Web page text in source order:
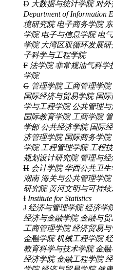
D 大数据与统计学院 对外
Department of Information
境研究院 电子商务学院
学院 电子与信息学院 电
学院 大湾区双循环发展研
子科学与工程学院
F 法学院 非常规油气科学
学院
G 管理学院 工商管理学院
国际经济与贸易学院 国际
学与工程学院 公共管理与
国际教育学院 工商学院
学部 公共经济学院 国际
济管理学院 国际商务学院
学院 工程管理学院 工程
规划设计研究院 管理与
H 会计学院 华西公共卫生
湖南 海关与公共管理学院
研究院 黄河文明与可持
I Institute for Statistics
J 经济与管理学院 经济学
经济与金融学院 金融与
工商管理学院 经济贸易
金融学院 机械工程学院
教育科学与技术学院 金
经济学院 金融工程学院